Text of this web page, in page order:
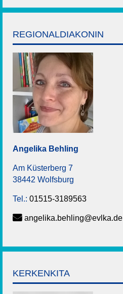
REGIONALDIAKONIN
Angelika Behling
Am Küsterberg 7
38442 Wolfsburg
Tel.: 01515-3189563
angelika.behling@evlka.de
KERKENKITA